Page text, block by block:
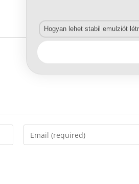
Enter
your
Hogyan lehet stabil emulziót